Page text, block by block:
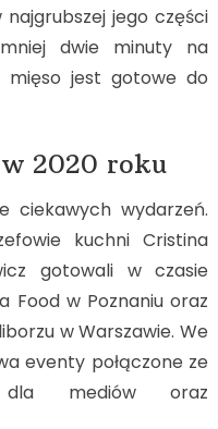
jego części
dwie minuty na
mięso jest gotowe do
w 2020 roku
ciekawych wydarzeń.
kuchni Cristina
gotowali w czasie
Food w Poznaniu oraz
w Warszawie. We
eventy połączone ze
dla mediów oraz